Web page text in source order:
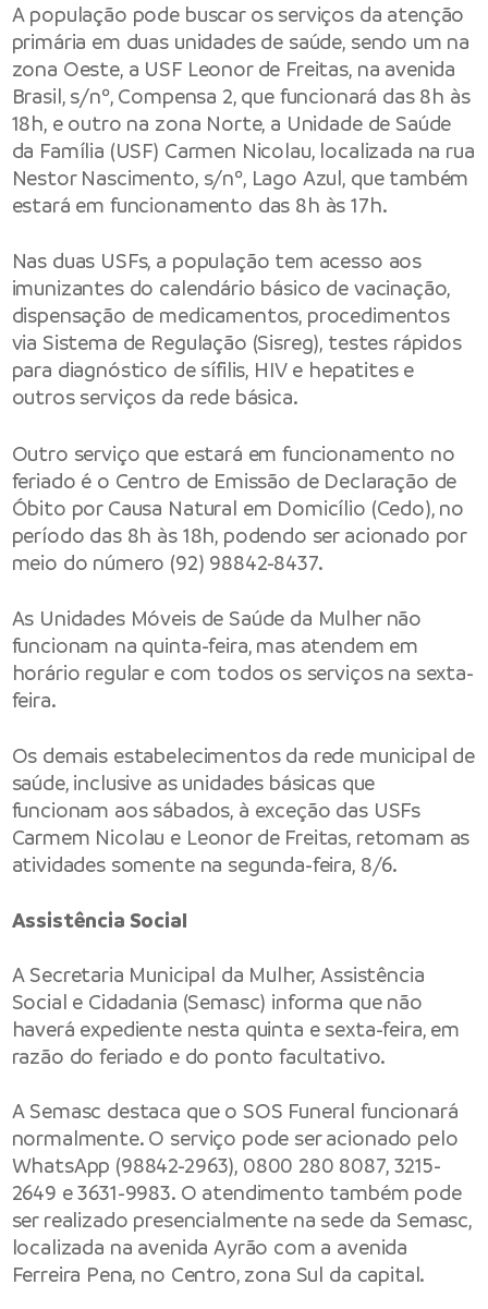
A população pode buscar os serviços da atenção
primária em duas unidades de saúde, sendo um na
zona Oeste, a USF Leonor de Freitas, na avenida
Brasil, s/nº, Compensa 2, que funcionará das 8h às
18h, e outro na zona Norte, a Unidade de Saúde
da Família (USF) Carmen Nicolau, localizada na rua
Nestor Nascimento, s/nº, Lago Azul, que também
estará em funcionamento das 8h às 17h.
Nas duas USFs, a população tem acesso aos
imunizantes do calendário básico de vacinação,
dispensação de medicamentos, procedimentos
via Sistema de Regulação (Sisreg), testes rápidos
para diagnóstico de sífilis, HIV e hepatites e
outros serviços da rede básica.
Outro serviço que estará em funcionamento no
feriado é o Centro de Emissão de Declaração de
Óbito por Causa Natural em Domicílio (Cedo), no
período das 8h às 18h, podendo ser acionado por
meio do número (92) 98842-8437.
As Unidades Móveis de Saúde da Mulher não
funcionam na quinta-feira, mas atendem em
horário regular e com todos os serviços na sexta-
feira.
Os demais estabelecimentos da rede municipal de
saúde, inclusive as unidades básicas que
funcionam aos sábados, à exceção das USFs
Carmem Nicolau e Leonor de Freitas, retomam as
atividades somente na segunda-feira, 8/6.
Assistência Social
A Secretaria Municipal da Mulher, Assistência
Social e Cidadania (Semasc) informa que não
haverá expediente nesta quinta e sexta-feira, em
razão do feriado e do ponto facultativo.
A Semasc destaca que o SOS Funeral funcionará
normalmente. O serviço pode ser acionado pelo
WhatsApp (98842-2963), 0800 280 8087, 3215-
2649 e 3631-9983. O atendimento também pode
ser realizado presencialmente na sede da Semasc,
localizada na avenida Ayrão com a avenida
Ferreira Pena, no Centro, zona Sul da capital.